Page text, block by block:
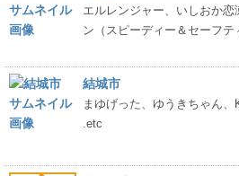
エルレンジャー、いしおか
ン（スピーディー＆セーフテ
結城市
まゆげった、ゆうきちゃん
.etc